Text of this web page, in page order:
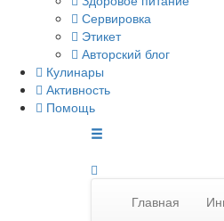
Сервировка
Этикет
Авторский блог
Кулинары
Активность
Помощь
Главная